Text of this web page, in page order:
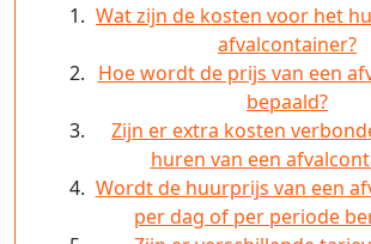
Wat zijn de kosten voor het
afvalcontainer?
Hoe wordt de prijs van een
bepaald?
Zijn er extra kosten
huren van een
Wordt de huurprijs van een
per dag of per periode